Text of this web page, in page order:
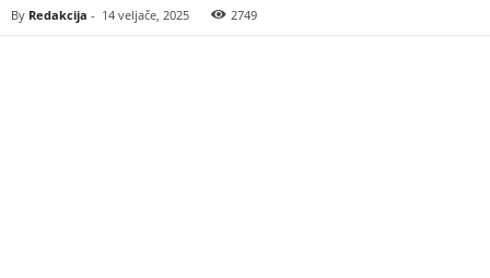
By Redakcija - 14 veljače, 2025 2749